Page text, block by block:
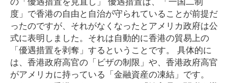
度」で香港の自由と自治が守られていることが前提だ
ったのですが、それがなくなったとアメリカ政府は公
式に表明しました。それは自動的に香港の貿易上の
「優遇措置を剥奪」するということです。 具体的に
は、香港政府高官の「ビザの制限」や、香港政府高官
がアメリカに持っている「金融資産の凍結」です。